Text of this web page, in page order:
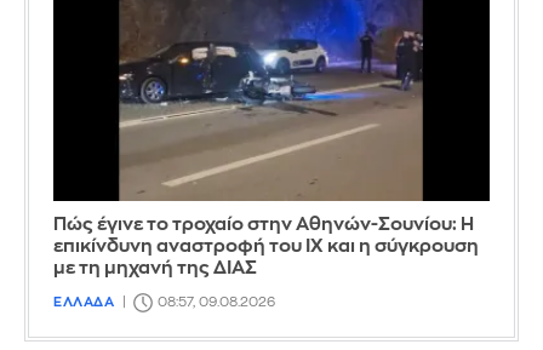
Πώς έγινε το τροχαίο στην Αθηνών-Σουνίου: Η
επικίνδυνη αναστροφή του ΙΧ και η σύγκρουση
με τη μηχανή της ΔΙΑΣ
ΕΛΛΑΔΑ 08:57, 09.08.2026